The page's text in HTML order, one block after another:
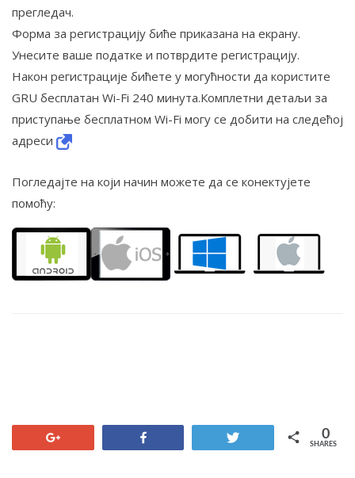
прегледач.
Форма за регистрацију биће приказана на екрану.
Унесите ваше податке и потврдите регистрацију.
Након регистрације бићете у могућности да користите
GRU бесплатан Wi-Fi 240 минута.Комплетни детаљи за
приступање бесплатном Wi-Fi могу се добити на следећој
адреси
Погледајте на који начин можете да се конектујете
помоћу:
SHARES
0